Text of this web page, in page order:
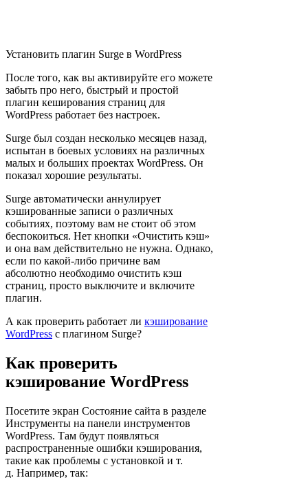
Установить плагин Surge в WordPress
После того, как вы активируйте его можете
забыть про него, быстрый и простой
плагин кеширования страниц для
WordPress работает без настроек.
Surge был создан несколько месяцев назад,
испытан в боевых условиях на различных
малых и больших проектах WordPress. Он
показал хорошие результаты.
Surge автоматически аннулирует
кэшированные записи о различных
событиях, поэтому вам не стоит об этом
беспокоиться. Нет кнопки «Очистить кэш»
и она вам действительно не нужна. Однако,
если по какой-либо причине вам
абсолютно необходимо очистить кэш
страниц, просто выключите и включите
плагин.
А как проверить работает ли кэширование
WordPress с плагином Surge?
Как проверить
кэширование WordPress
Посетите экран Состояние сайта в разделе
Инструменты на панели инструментов
WordPress. Там будут появляться
распространенные ошибки кэширования,
такие как проблемы с установкой и т.
д. Например, так: